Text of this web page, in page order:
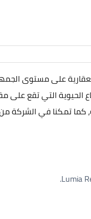
على مستوى
الحيوية التي تقع
كما تمكنا في